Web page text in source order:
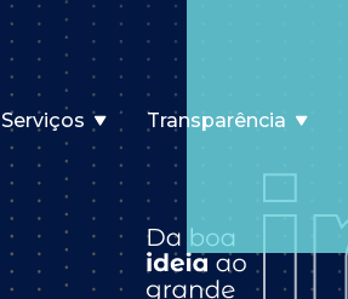
Serviços Transparência